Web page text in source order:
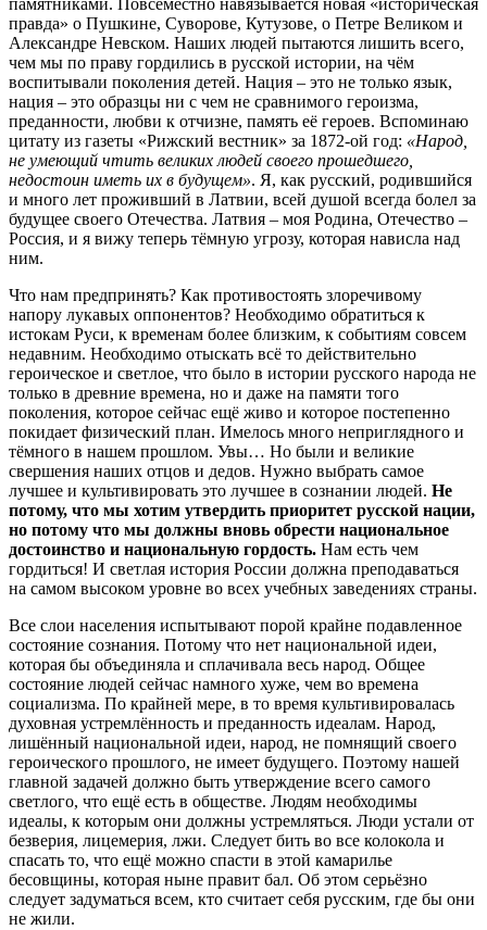
памятниками. Повсеместно навязывается новая «историческая
правда» о Пушкине, Суворове, Кутузове, о Петре Великом и
Александре Невском. Наших людей пытаются лишить всего,
чем мы по праву гордились в русской истории, на чём
воспитывали поколения детей. Нация – это не только язык,
нация – это образцы ни с чем не сравнимого героизма,
преданности, любви к отчизне, память её героев. Вспоминаю
цитату из газеты «Рижский вестник» за 1872-ой год: «Народ,
не умеющий чтить великих людей своего прошедшего,
недостоин иметь их в будущем». Я, как русский, родившийся
и много лет проживший в Латвии, всей душой всегда болел за
будущее своего Отечества. Латвия – моя Родина, Отечество –
Россия, и я вижу теперь тёмную угрозу, которая нависла над
ним.
Что нам предпринять? Как противостоять злоречивому
напору лукавых оппонентов? Необходимо обратиться к
истокам Руси, к временам более близким, к событиям совсем
недавним. Необходимо отыскать всё то действительно
героическое и светлое, что было в истории русского народа не
только в древние времена, но и даже на памяти того
поколения, которое сейчас ещё живо и которое постепенно
покидает физический план. Имелось много неприглядного и
тёмного в нашем прошлом. Увы… Но были и великие
свершения наших отцов и дедов. Нужно выбрать самое
лучшее и культивировать это лучшее в сознании людей. Не
потому, что мы хотим утвердить приоритет русской нации,
но потому что мы должны вновь обрести национальное
достоинство и национальную гордость. Нам есть чем
гордиться! И светлая история России должна преподаваться
на самом высоком уровне во всех учебных заведениях страны.
Все слои населения испытывают порой крайне подавленное
состояние сознания. Потому что нет национальной идеи,
которая бы объединяла и сплачивала весь народ. Общее
состояние людей сейчас намного хуже, чем во времена
социализма. По крайней мере, в то время культивировалась
духовная устремлённость и преданность идеалам. Народ,
лишённый национальной идеи, народ, не помнящий своего
героического прошлого, не имеет будущего. Поэтому нашей
главной задачей должно быть утверждение всего самого
светлого, что ещё есть в обществе. Людям необходимы
идеалы, к которым они должны устремляться. Люди устали от
безверия, лицемерия, лжи. Следует бить во все колокола и
спасать то, что ещё можно спасти в этой камарилье
бесовщины, которая ныне правит бал. Об этом серьёзно
следует задуматься всем, кто считает себя русским, где бы они
не жили.